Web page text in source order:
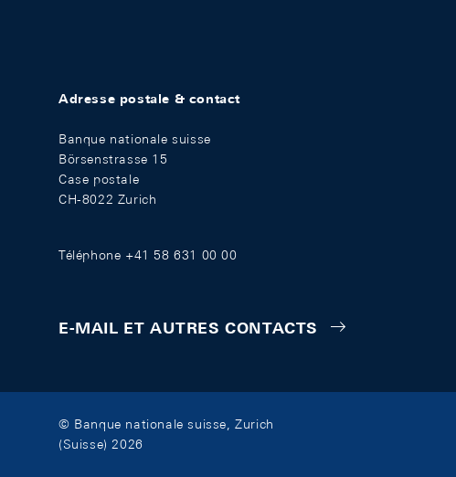
Adresse postale & contact
Banque nationale suisse
Börsenstrasse 15
Case postale
CH-8022 Zurich
Téléphone +41 58 631 00 00
E-MAIL ET AUTRES CONTACTS
© Banque nationale suisse, Zurich
(Suisse) 2026